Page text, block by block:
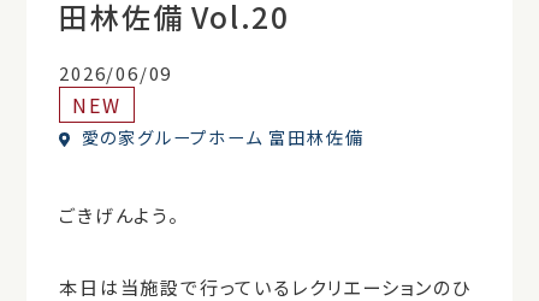
田林佐備 Vol.20
2026/06/09
NEW
愛の家グループホーム 富田林佐備
ごきげんよう。
本日は当施設で行っているレクリエーションのひ